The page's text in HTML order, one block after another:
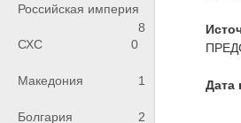
Российская империя
8
СХС
0
Македония 1
Болгария 2
Дата